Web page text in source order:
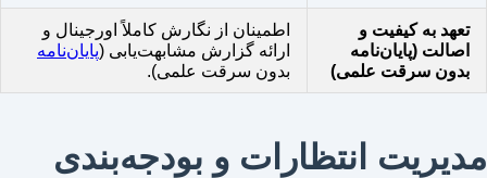
تعهد به کیفیت و
اصالت (پایان‌نامه
بدون سرقت علمی)
اطمینان از نگارش کاملاً اورجینال و
ارائه گزارش مشابهت‌یابی (پایان‌نامه
بدون سرقت علمی).
مدیریت انتظارات و بودجه‌بندی